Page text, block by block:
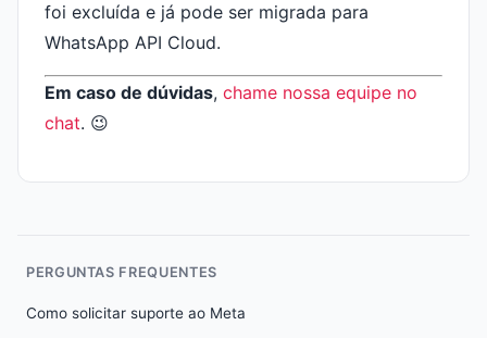
foi excluída e já pode ser migrada para
WhatsApp API Cloud.
Em caso de dúvidas, chame nossa equipe no
chat. 😉
PERGUNTAS FREQUENTES
Como solicitar suporte ao Meta